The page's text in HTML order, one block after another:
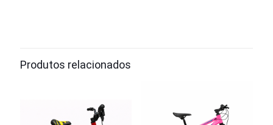
Produtos relacionados